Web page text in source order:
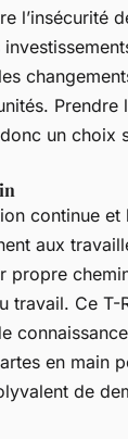
l’insécurité
Prendre
un choix
continue et
aux
propre
travail. Ce T-
en main
de